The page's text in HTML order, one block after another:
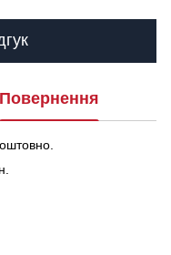
Повернення